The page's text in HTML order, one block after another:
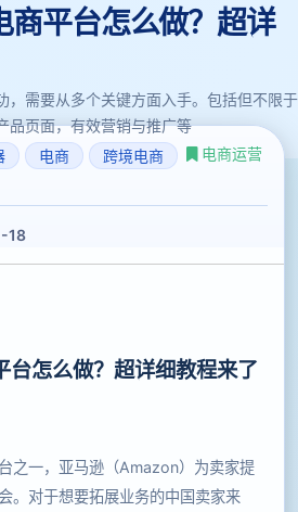
商平台怎么做？超详
，需要从多个关键方面入手。包括但不限于
品页面，有效营销与推广等
电商 跨境电商 电商运营
18
台怎么做？超详细教程来了
之一，亚马逊（Amazon）为卖家提
。对于想要拓展业务的中国卖家来